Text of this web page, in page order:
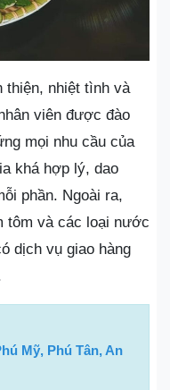
thiện, nhiệt tình và
viên được đào
mọi nhu cầu của
khá hợp lý, dao
phần. Ngoài ra,
tôm và các loại nước
dịch vụ giao hàng
Mỹ, Phú Tân, An